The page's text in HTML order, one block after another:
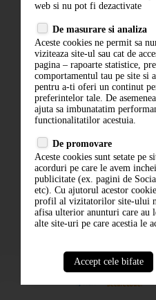
Politica de confidentialitate
ANPC
ABONARE LA
web si nu pot fi dezactivate
De masurare si analiza
Aceste cookies ne permit sa
viziteaza site-ul sau cat de
pagina – rapoarte statistice,
comportamentul tau pe site si
pentru a-ti oferi un continut
preferintelor tale. De
ajuta sa imbunatatim
functionalitatilor acestuia.
De promovare
Aceste cookies sunt setate pe
acorduri pe care le avem
publicitate (ex. pagini de
etc). Cu ajutorul acestor
profil al vizitatorilor site-ului
afisa ulterior anunturi care au
alte site-uri pe care acestia le
Accept cele bifate